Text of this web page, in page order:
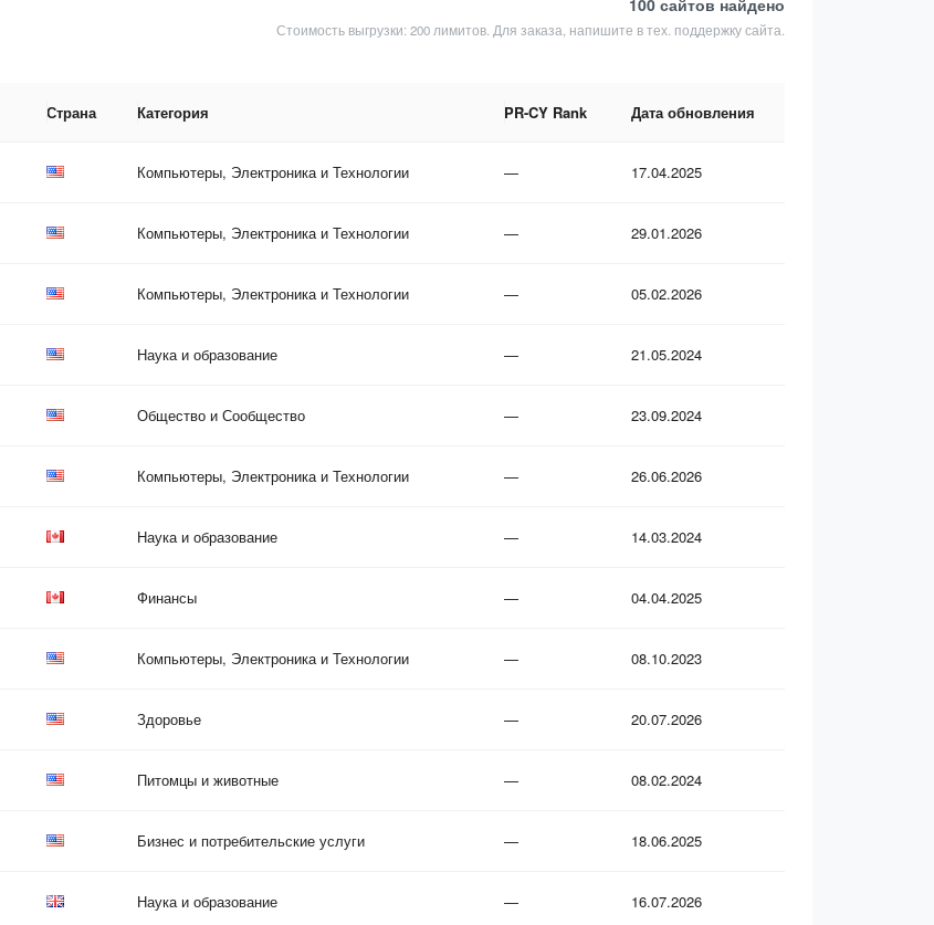
100 сайтов найдено
Стоимость выгрузки: 200 лимитов. Для заказа, напишите в тех. поддержку сайта.
Страна Категория PR-CY Rank Дата обновления
Компьютеры, Электроника и Технологии — 17.04.2025
Компьютеры, Электроника и Технологии — 29.01.2026
Компьютеры, Электроника и Технологии — 05.02.2026
Наука и образование — 21.05.2024
Общество и Сообщество — 23.09.2024
Компьютеры, Электроника и Технологии — 26.06.2026
Наука и образование — 14.03.2024
Финансы — 04.04.2025
Компьютеры, Электроника и Технологии — 08.10.2023
Здоровье — 20.07.2026
Питомцы и животные — 08.02.2024
Бизнес и потребительские услуги — 18.06.2025
Наука и образование — 16.07.2026